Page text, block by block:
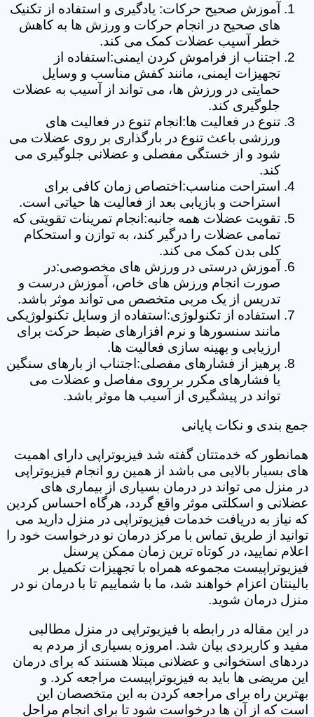
آموزش صحیح حرکات: یادگیری و استفاده از تکنیک
های صحیح در انجام حرکات و ورزش ها به کاهش
خطر آسیب عضلات کمک می کند.
اجتناب از فراموش کردن ایمنی:استفاده از
تجهیزات ایمنی، مانند کفش مناسب و وسایل
حمایتی در ورزش ها، می تواند از آسیب به عضلات
جلوگیری کند.
تنوع در فعالیت ها:انجام تنوع در فعالیت های
ورزشی باعث تنوع در بارگذاری بر روی عضلات می
شود و از خستگی مفصلی و عضلانی جلوگیری می
کند.
استراحت مناسب:اختصاص زمان کافی برای
استراحت و بازیابی بعد از فعالیت ها حیاتی است.
تقویت عضلات همه جانبه:انجام تمرینات تقویتی که
تمامی عضلات را درگیر کند، به توازن و استحکام
کلی بدن کمک می کند.
آموزش درستی در ورزش های مخصوصی:در
صورت انجام ورزش های خاص، آموزش درست و
تدریس از یک مربی متخصص می تواند موثر باشد.
استفاده از تکنولوژی:استفاده از وسایل تکنولوژیکی
مانند سنسورها و نرم افزارهای ضبط حرکت برای
ارزیابی و بهینه سازی فعالیت ها.
پرهیز از فشارهای مفصلی:اجتناب از بارهای سنگین
یا فشارهای مکرر بر روی مفاصل و عضلات می
تواند در پیشگیری از آسیب ها موثر باشد.
جمع بندی و نکات پایانی
همانطور که خدمتتان گفته شد فیزیوتراپی دارای اهمیت
های بسیار بالایی می باشد از همین رو انجام فیزیوتراپی
در منزل می تواند در درمان بسیاری از بیماری های
عضلانی و اسکلتی موثر واقع گردد، هرگاه احساس کردین
که نیاز به دریافت خدمات فیزیوتراپی در منزل دارید می
توانید از طریق تماس با مرکز درمان نو درخواست خود را
اعلام نمایید، در کوتاه ترین زمان ممکن پرسنل
فیزیوتراپیست مجموعه همراه با تجهیزات تکمیل بر
بالینتان اعزام خواهند شد، ما با شماییم تا با درمان نو در
منزل درمان شوید.
در این مقاله در رابطه با فیزیوتراپی در منزل مطالبی
مفید و کاربردی بیان شد. امروزه بسیاری از مردم به
دردهای استخوانی و عضلانی مبتلا هستند که برای درمان
این مریضی ها باید به فیزیوتراپیست مراجعه کرد. و
بهترین راه برای مراجعه کردن به این متخصصان این
است که از آن ها درخواست شود تا برای انجام مراحل